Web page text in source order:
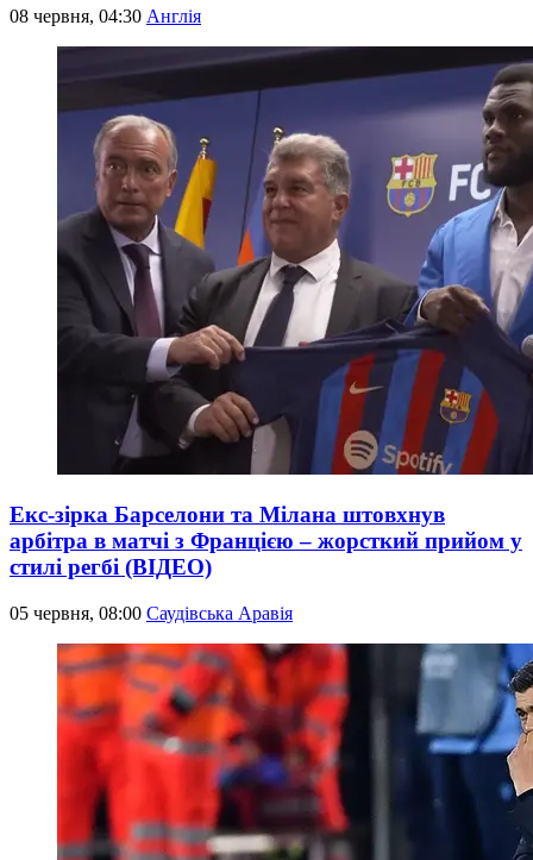
08 червня, 04:30 Англія
Екс-зірка Барселони та Мілана штовхнув
арбітра в матчі з Францією – жорсткий прийом у
стилі регбі (ВІДЕО)
05 червня, 08:00 Саудівська Аравія